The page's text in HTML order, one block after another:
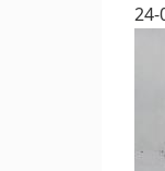
24-